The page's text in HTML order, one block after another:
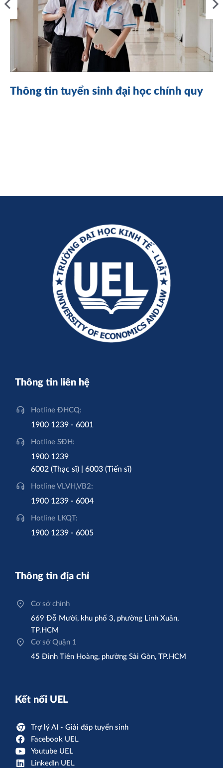
Thông tin tuyển sinh đại học chính quy
Thông tin liên hệ
Hotline ĐHCQ:
1900 1239 - 6001
Hotline SĐH:
1900 1239
6002 (Thạc sĩ) | 6003 (Tiến sĩ)
Hotline VLVH,VB2:
1900 1239 - 6004
Hotline LKQT:
1900 1239 - 6005
Thông tin địa chỉ
Cơ sở chính
669 Đỗ Mười, khu phố 3, phường Linh Xuân,
TP.HCM
Cơ sở Quận 1
45 Đinh Tiên Hoàng, phường Sài Gòn, TP.HCM
Kết nối UEL
Trợ lý AI - Giải đáp tuyển sinh
Facebook UEL
Youtube UEL
LinkedIn UEL